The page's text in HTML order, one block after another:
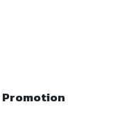
Promotion